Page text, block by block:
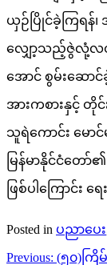
ယှဉ်ပြိုင်ခဲ့ကြရန်
လျှော့သည့်ဇွဲလုံ့လတို့
အောင် စွမ်းဆော
အားကစားနှင့် တို
သူရဲကောင်း မော
မြန်မာနိုင်ငံတော်
ဖြစ်ပါကြောင်
Posted in ပညာပေး
Post
Previous: (၅၀)ကြိ